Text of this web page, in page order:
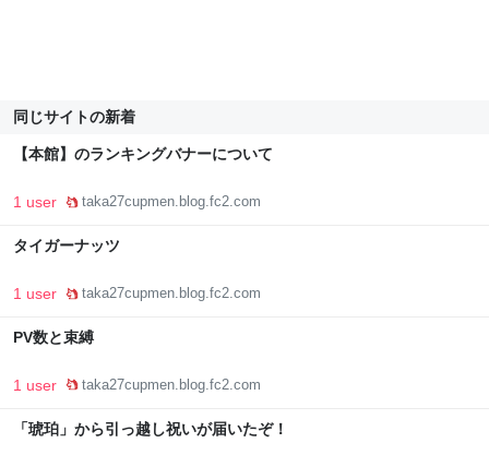
同じサイトの新着
【本館】のランキングバナーについて
1 user taka27cupmen.blog.fc2.com
タイガーナッツ
1 user taka27cupmen.blog.fc2.com
PV数と束縛
1 user taka27cupmen.blog.fc2.com
「琥珀」から引っ越し祝いが届いたぞ！